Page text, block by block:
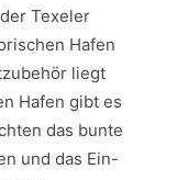
Texeler
Hafen
liegt
Hafen gibt es
das bunte
und das Ein-